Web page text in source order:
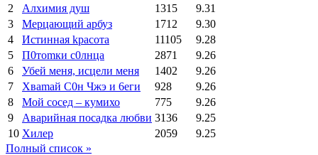
2 Алхимия душ 1315
9.31
3
Мерцающий арбуз 1712
9.30
4
Иcтиннaя kрасoтa 11105
9.28
5
П0тоmки c0лнцa 2871
9.26
6
Убей меня, исцели меня 1402
9.26
7
Xваmай С0н Чжэ и 6еги 928
9.26
8
Мой сосед – кумихо 775
9.26
9
Аварийная посадка любви 3136
9.25
10 Хилер 2059
9.25
Полный список »